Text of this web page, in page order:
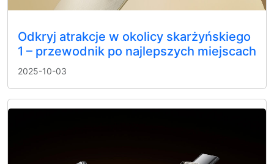
Odkryj atrakcje w okolicy skarżyńskiego
1 – przewodnik po najlepszych miejscach
2025-10-03